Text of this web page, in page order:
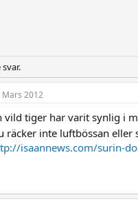
Mars 2012
vild tiger har varit synlig i
räcker inte luftbössan eller
isaannews.com/surin-